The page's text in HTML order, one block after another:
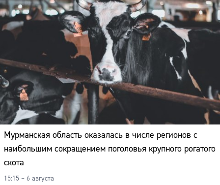
Мурманская область оказалась в числе регионов с
наибольшим сокращением поголовья крупного рогатого
скота
15:15 – 6 августа